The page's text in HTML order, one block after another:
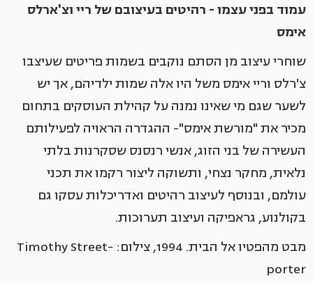
עמוד בפני עצמו - רהיטים בעיצובם של ריי וצ'ארלס
אימס
שוחרי עיצוב מן הסתם נוקבים בשמות פריטים שעיצבו
צ'רלס וריי אימס משל היו אלה שמות ילדיהם, אך יש
לשער שגם מי שאינו נמנה על קהילת העוסקים בתחום
מכיר את "מורשת אימס"- ההגדרה הראויה לפעילותם
העשירה של בני הזוג, אנשי רנסנס שסקרנות בלתי
נלאית, מחקר נצחי, ותשוקה ליצור רקמו את תכני
עולמם, ובנוסף לעיצוב רהיטים ואדריכלות עסקו גם
בקולנוע, גראפיקה ועיצוב תערוכות.
מבט מהפטיו אל הבית. 1994, צילום: Timothy Street-
porter